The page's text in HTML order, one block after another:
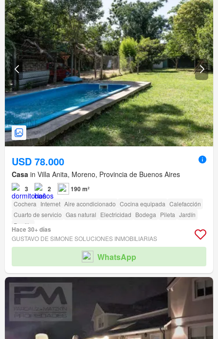
USD 78.000
Casa in Villa Anita, Moreno, Provincia de Buenos Aires
3 2 190 m²
Cochera Internet Aire acondicionado Cocina equipada Calefacción
Cuarto de servicio Gas natural Electricidad Bodega Pileta Jardín
Parrilla
Hace 30+ días
GUSTAVO DE SIMONE SOLUCIONES INMOBILIARIAS
WhatsApp